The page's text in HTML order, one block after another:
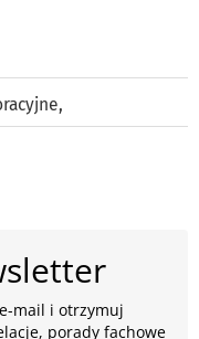
,
mail i otrzymuj
porady fachowe